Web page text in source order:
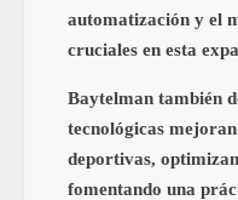
automatización y el
cruciales en esta
Baytelman también
tecnológicas
deportivas,
fomentando una